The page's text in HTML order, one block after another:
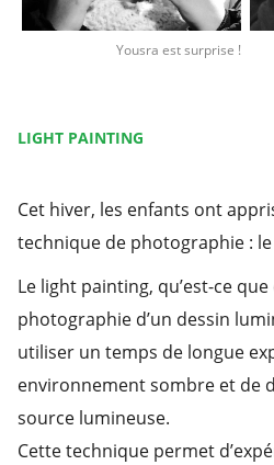
Yousra est surprise !
LIGHT PAINTING
Cet hiver, les enfants ont
technique de photographie :
Le light painting, qu’est-ce que
photographie d’un dessin
utiliser un temps de longue
environnement sombre et de
source lumineuse.
Cette technique permet